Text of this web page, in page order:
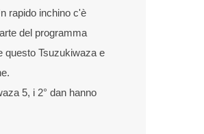
rapido inchino c'è
del programma
questo Tsuzukiwaza e
5, i 2° dan hanno